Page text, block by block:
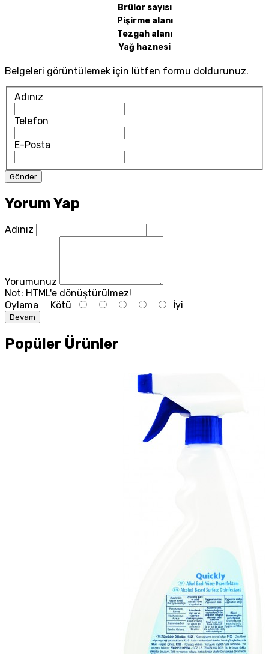
Brülor sayısı
Pişirme alanı
Tezgah alanı
Yağ haznesi
Belgeleri görüntülemek için lütfen formu doldurunuz.
Adınız
Telefon
E-Posta
Yorum Yap
Adınız
Yorumunuz
Not: HTML'e dönüştürülmez!
Oylama Kötü İyi
Devam
Popüler Ürünler